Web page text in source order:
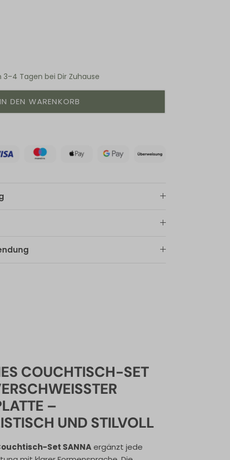
3–4 Tagen bei Dir Zuhause
IN DEN WARENKORB
COUCHTISCH-SET
M
– M
UND STILVOLL
Set SANNAergänzt jede